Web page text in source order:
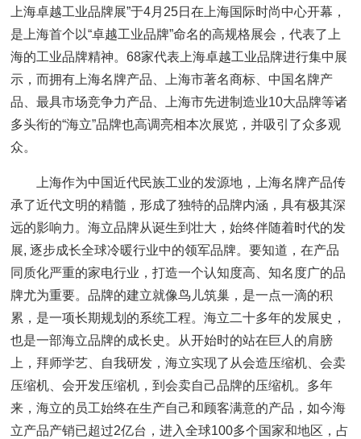
上海卓越工业品牌展”于4月25日在上海国际时尚中心开幕，
是上海首个以“卓越工业品牌”命名的高规格展会，代表了上
海的工业品牌精神。68家代表上海卓越工业品牌进行集中展
示，而拥有上海名牌产品、上海市著名商标、中国名牌产
品、最具市场竞争力产品、上海市先进制造业10大品牌等诸
多头衔的“海立”品牌也高调亮相本次展览，并吸引了众多观
众。
上海作为中国近代民族工业的发源地，上海名牌产品传
承了近代文明的精髓，形成了独特的品牌内涵，具有极其深
远的影响力。海立品牌从诞生到壮大，始终伴随着时代的发
展, 逐步成长全球冷暖行业中的领军品牌。要知道，在产品
同质化严重的家电行业，打造一个认知度高、知名度广的品
牌尤为重要。品牌的建立就像鸟儿筑巢，是一点一滴的积
累，是一项长期规划的系统工程。海立二十多年的发展史，
也是一部海立品牌的成长史。从开始时的站在巨人的肩膀
上，拜师学艺、自我研发，海立实现了从会造压缩机、会卖
压缩机、会开发压缩机，到会卖自己品牌的压缩机。多年
来，海立的员工始终在生产自己和顾客满意的产品，如今海
立产品产销已超过2亿台，进入全球100多个国家和地区，占